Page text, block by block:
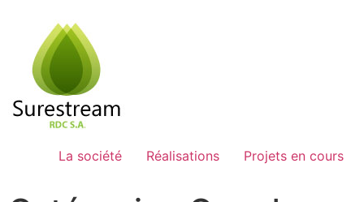
contenu
La société Réalisations Projets en cours